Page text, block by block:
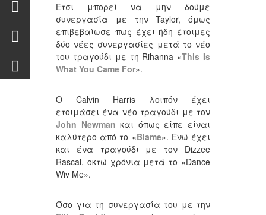
Έτσι μπορεί να μην δούμε
συνεργασία με την Taylor, όμως
επιβεβαίωσε πως έχει ήδη έτοιμες
δύο νέες συνεργασίες μετά το νέο
του τραγούδι με τη Rihanna «This Is
What You Came For».
Ο Calvin Harris λοιπόν έχει
ετοιμάσει ένα νέο τραγούδι με τον
John Newman και όπως είπε είναι
καλύτερο από το «Blame». Ενώ έχει
και ένα τραγούδι με τον Dizzee
Rascal, οκτώ χρόνια μετά το «Dance
Wiv Me».
Όσο για τη συνεργασία του με την